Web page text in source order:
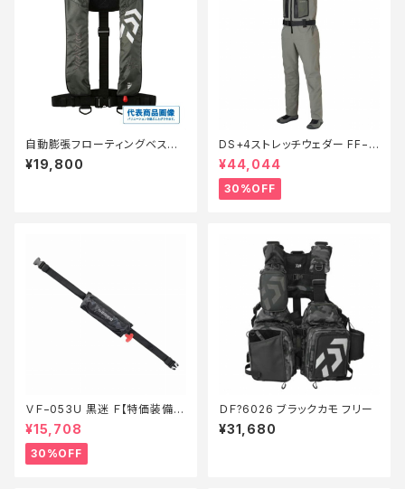
自動膨張フローティングベスト
DF-2608 グレー フリー
¥19,800
DS+4ストレッチウェダー FF−0
00V 灰 ML【特価装備】【30】
¥44,044
30%OFF
ＶＦ−053Ｕ 黒迷 Ｆ【特価装備】
【30】
¥15,708
30%OFF
ＤＦ?6026 ブラックカモ フリー
¥31,680